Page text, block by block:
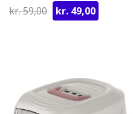
kr.59,00 Den
oprindelige
kr. 49,00